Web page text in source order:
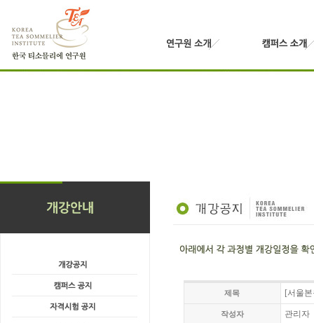
제목 [서울
작성자 관리자